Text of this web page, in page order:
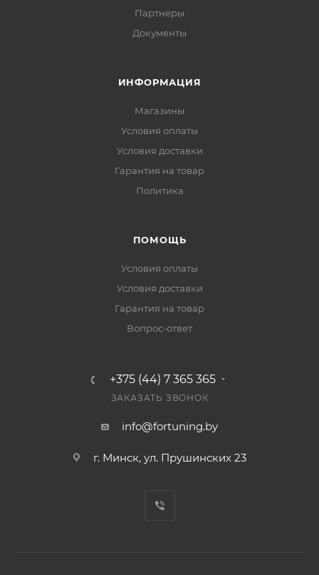
Партнеры
Документы
ИНФОРМАЦИЯ
Магазины
Условия оплаты
Условия доставки
Гарантия на товар
Политика
ПОМОЩЬ
Условия оплаты
Условия доставки
Гарантия на товар
Вопрос-ответ
+375 (44) 7 365 365
ЗАКАЗАТЬ ЗВОНОК
info@fortuning.by
г. Минск, ул. Прушинских 23